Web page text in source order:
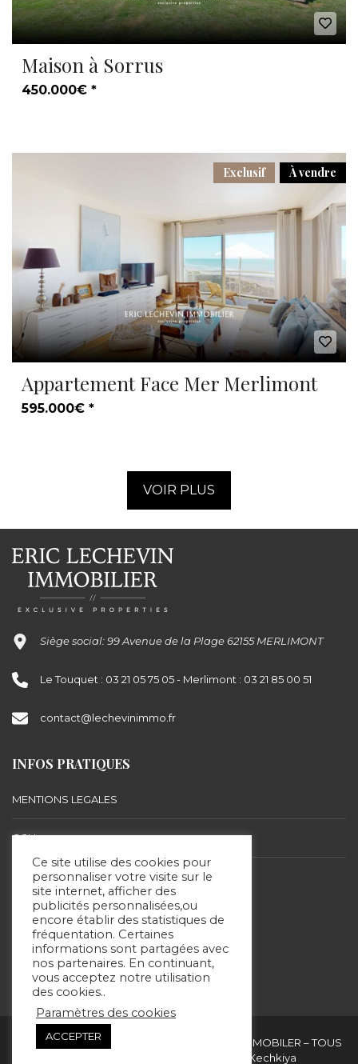
Maison à Sorrus
450.000€ *
À vendre
Exclusif
Appartement Face Mer Merlimont
595.000€ *
VOIR PLUS
Siège social: 99 Avenue de la Plage 62155 MERLIMONT
Le Touquet : 03 21 05 75 05 - Merlimont : 03 21 85 00 51
contact@lechevinimmo.fr
INFOS PRATIQUES
MENTIONS LEGALES
CGU
BARÈME D’HONORAIRES
SUIVEZ-NOUS
Copyright & copies. 2020 © ERIC LECHEVIN IMMOBILER – TOUS
DROITS RÉSERVÉS - Site réalisé par Kechkiya
Ce site utilise des cookies pour
personnaliser votre visite sur le
site internet, afficher des
publicités personnalisées,ou
encore établir des statistiques de
fréquentation. Certaines
informations sont partagées avec
nos partenaires. En continuant,
vous acceptez notre utilisation
des cookies..
Paramètres des cookies
ACCEPTER